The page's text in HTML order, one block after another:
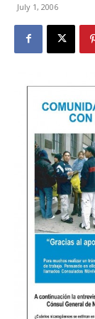
July 1, 2006